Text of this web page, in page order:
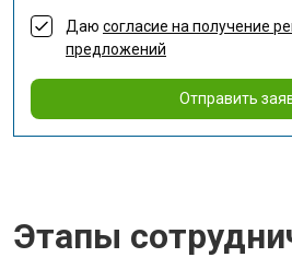
Даю согласие на получение
предложений
Отправить
Этапы